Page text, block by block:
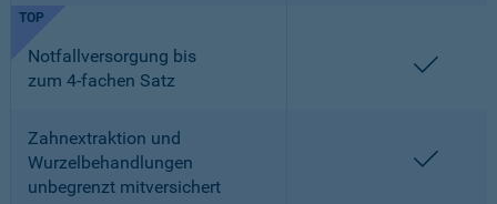
Notfallversorgung bis
zum 4-fachen Satz
TOP
Zahnextraktion und
Wurzelbehandlungen
unbegrenzt mitversichert